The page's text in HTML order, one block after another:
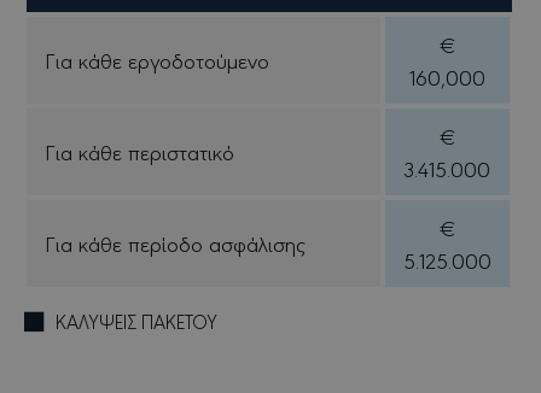
Για κάθε εργοδοτούμενο
€
160,000
Για κάθε περιστατικό
€
3.415.000
Για κάθε περίοδο ασφάλισης
€
5.125.000
ΚΑΛΥΨΕΙΣ ΠΑΚΕΤΟΥ